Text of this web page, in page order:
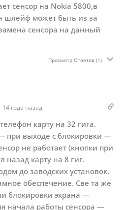
сенсор на Nokia 5800,в
шлейф может быть из за
сенсора на данный
Просмотр Ответов(1)
14 года назад
карту на 32 гига.
при выходе с блокировки —
не работает (кнопки при
назад карту на 8 гиг.
до заводских установок.
обеспечение. Све та же
блокировки экрана —
начала работы сенсора —